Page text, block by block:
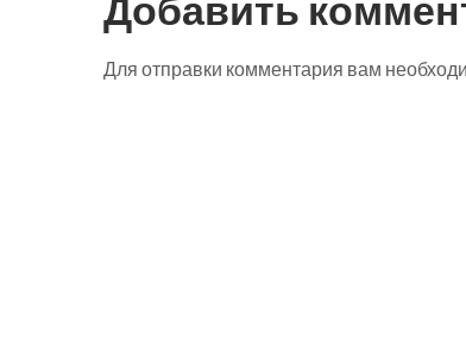
записям
Для отправки комментария вам